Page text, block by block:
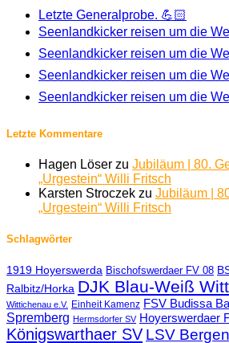
Letzte Generalprobe. 💪🏻
Seenlandkicker reisen um die
Seenlandkicker reisen um die
Seenlandkicker reisen um die
Seenlandkicker reisen um die
Letzte Kommentare
Hagen Löser zu Jubiläum | 80.
„Urgestein“ Willi Fritsch
Karsten Stroczek zu Jubiläum |
„Urgestein“ Willi Fritsch
Schlagwörter
1919 Hoyerswerda Bischofswerdaer FV 08
Ralbitz/Horka DJK Blau-Weiß
Wittichenau e.V. Einheit Kamenz FSV Budissa
Spremberg Hermsdorfer SV Hoyerswerdaer
Königswarthaer SV LSV Bergen